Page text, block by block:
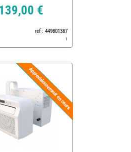
139,00 €
ref : 449801387
1